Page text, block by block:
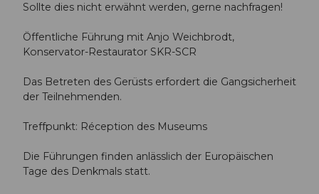
Sollte dies nicht erwähnt werden, gerne nachfragen!
Öffentliche Führung mit Anjo Weichbrodt,
Konservator-Restaurator SKR-SCR
Das Betreten des Gerüsts erfordert die Gangsicherheit
der Teilnehmenden.
Treffpunkt: Réception des Museums
Die Führungen finden anlässlich der Europäischen
Tage des Denkmals statt.